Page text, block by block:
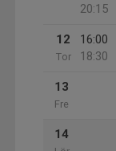
20:15
12
Tor
16:00
18:30
13
Fre
14